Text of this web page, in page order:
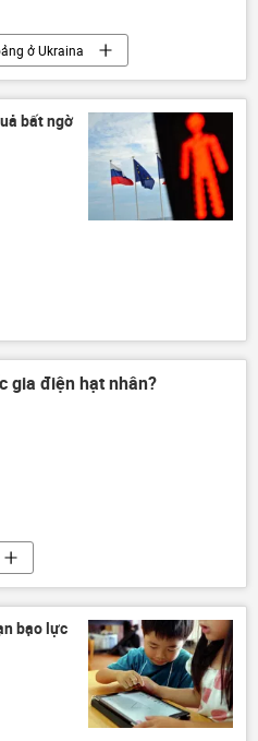
ở Ukraina
sự
gia
bất ngờ
Ukraina
gia điện hạt nhân?
nhiên
Ý kiến
bạo lực